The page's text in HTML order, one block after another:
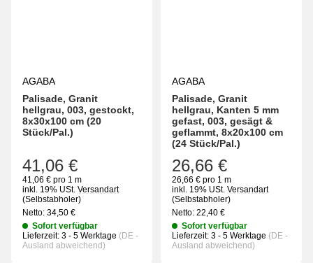
AGABA
Palisade, Granit
hellgrau, 003, gestockt,
8x30x100 cm (20
Stück/Pal.)
41,06 €
41,06 € pro 1 m
inkl. 19% USt. Versandart
(Selbstabholer)
Netto: 34,50 €
Sofort verfügbar
Lieferzeit: 3 - 5 Werktage (DE -
Ausland abweichend)
AGABA
Palisade, Granit
hellgrau, Kanten 5 mm
gefast, 003, gesägt &
geflammt, 8x20x100 cm
(24 Stück/Pal.)
26,66 €
26,66 € pro 1 m
inkl. 19% USt. Versandart
(Selbstabholer)
Netto: 22,40 €
Sofort verfügbar
Lieferzeit: 3 - 5 Werktage (DE -
Ausland abweichend)